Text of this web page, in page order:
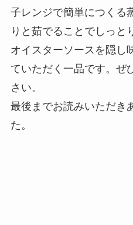
子レンジで簡単につくる
りと茹でることでしっと
オイスターソースを隠し
ていただく一品です。ぜ
さい。
最後までお読みいただき
た。